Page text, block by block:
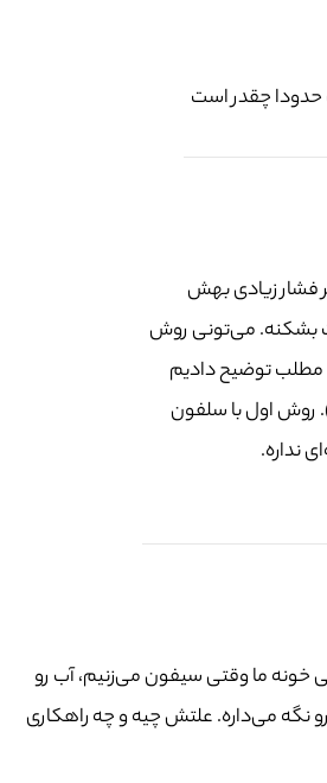
حدودا چقدر است
فشار زیادی بهش
بشکنه. می‌تونی روش
مطلب توضیح دادیم
اول با سلفون
نداره.
خونه ما وقتی سیفون می‌زنیم، آب رو
نگه می‌داره. علتش چیه و چه راهکاری